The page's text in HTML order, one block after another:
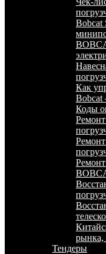
Как
Bobcat
Коды
Ремонт
Ремонт
рынка,
Тендеры